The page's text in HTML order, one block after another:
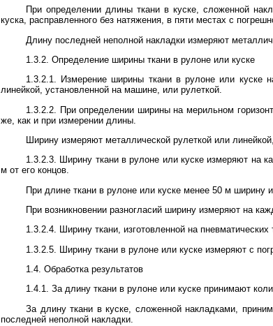
При определении длины ткани в куске, сложенной
куска, расправленного без натяжения, в пяти местах с
Длину последней неполной накладки измеряют
1.3.2. Определение ширины ткани в рулоне или куске
1.3.2.1. Измерение ширины ткани в рулоне или куске
линейкой, установленной на машине, или рулеткой.
1.3.2.2. При определении ширины на мерильном
же, как и при измерении длины.
Ширину измеряют металлической рулеткой или
1.3.2.3. Ширину ткани в рулоне или куске измеряют на
м от его концов.
При длине ткани в рулоне или куске менее 50 м ширину
При возникновении разногласий ширину измеряют на
1.3.2.4. Ширину ткани, изготовленной на
1.3.2.5. Ширину ткани в рулоне или куске измеряют с
1.4. Обработка результатов
1.4.1. За длину ткани в рулоне или куске принимают
За длину ткани в куске, сложенной накладками,
последней неполной накладки.